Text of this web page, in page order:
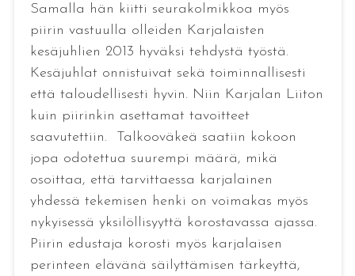
Samalla hän kiitti seurakolmikkoa myös
piirin vastuulla olleiden Karjalaisten
kesäjuhlien 2013 hyväksi tehdystä työstä.
Kesäjuhlat onnistuivat sekä toiminnallisesti
että taloudellisesti hyvin. Niin Karjalan Liiton
kuin piirinkin asettamat tavoitteet
saavutettiin. Talkooväkeä saatiin kokoon
jopa odotettua suurempi määrä, mikä
osoittaa, että tarvittaessa karjalainen
yhdessä tekemisen henki on voimakas myös
nykyisessä yksilöllisyyttä korostavassa ajassa.
Piirin edustaja korosti myös karjalaisen
perinteen elävänä säilyttämisen tärkeyttä,